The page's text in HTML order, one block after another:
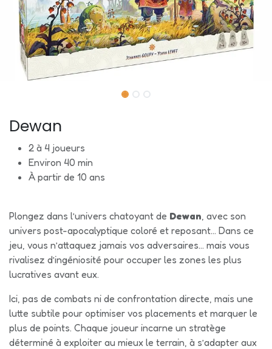
Dewan
2 à 4 joueurs
Environ 40 min
À partir de 10 ans
Plongez dans l’univers chatoyant de Dewan , avec son
univers post-apocalyptique coloré et reposant... Dans ce
jeu, vous n’attaquez jamais vos adversaires… mais vous
rivalisez d’ingéniosité pour occuper les zones les plus
lucratives avant eux.
Ici, pas de combats ni de confrontation directe, mais une
lutte subtile pour optimiser vos placements et marquer le
plus de points. Chaque joueur incarne un stratège
déterminé à exploiter au mieux le terrain, à s’adapter aux